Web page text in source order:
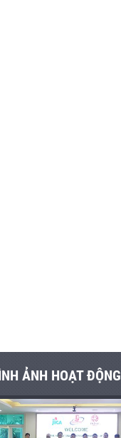
ẢNH HOẠT ĐỘNG